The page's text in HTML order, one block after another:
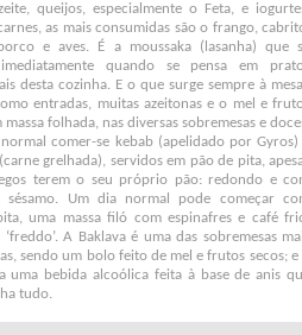
queijos, especialmente o Feta, e
as mais consumidas são o frango,
e aves. É a moussaka (lasanha) que
quando se pensa em
desta cozinha. E o que surge sempre à
entradas, muitas azeitonas e o mel e
massa folhada, nas diversas sobremesas e
comer-se kebab (apelidado por Gyros)
grelhada), servidos em pão de pita,
terem o seu próprio pão: redondo e
sésamo. Um dia normal pode começar
uma massa filó com espinafres e café
A Baklava é uma das sobremesas
sendo um bolo feito de mel e frutos secos; e
a uma bebida alcoólica feita à base de anis
tudo.